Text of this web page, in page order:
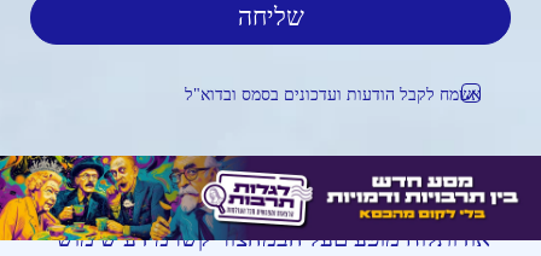
אשמח לקבל הודעות ועדכונים בסמס ובדוא"ל
אודותלוח מופעיםעל הבמהצור קשרמידע שימושי